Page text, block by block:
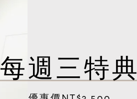
每週三特典